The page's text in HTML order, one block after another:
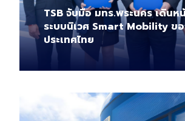
TSB จับมือ มทร.พระนคร เดินห
ระบบนิเวศ Smart Mobility ข
ประเทศไทย